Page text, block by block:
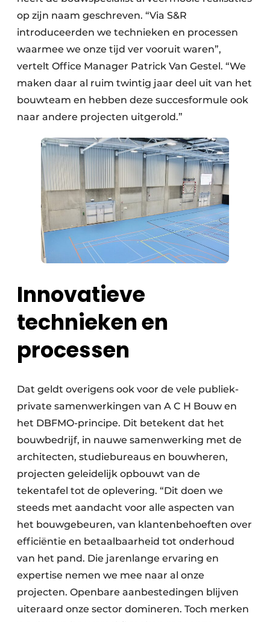
Keukens
Renovatie
Toegangscontrole
Veiligheid & Opleiding
Zonwering
op zijn naam geschreven. “Via S&R
introduceerden we technieken en processen
waarmee we onze tijd ver vooruit waren”,
vertelt Office Manager Patrick Van Gestel. “We
maken daar al ruim twintig jaar deel uit van het
bouwteam en hebben deze succesformule ook
naar andere projecten uitgerold.”
Innovatieve
technieken en
processen
Dat geldt overigens ook voor de vele publiek-
private samenwerkingen van A C H Bouw en
het DBFMO-principe. Dit betekent dat het
bouwbedrijf, in nauwe samenwerking met de
architecten, studiebureaus en bouwheren,
projecten geleidelijk opbouwt van de
tekentafel tot de oplevering. “Dit doen we
steeds met aandacht voor alle aspecten van
het bouwgebeuren, van klantenbehoeften over
efficiëntie en betaalbaarheid tot onderhoud
van het pand. Die jarenlange ervaring en
expertise nemen we mee naar al onze
projecten. Openbare aanbestedingen blijven
uiteraard onze sector domineren. Toch merken